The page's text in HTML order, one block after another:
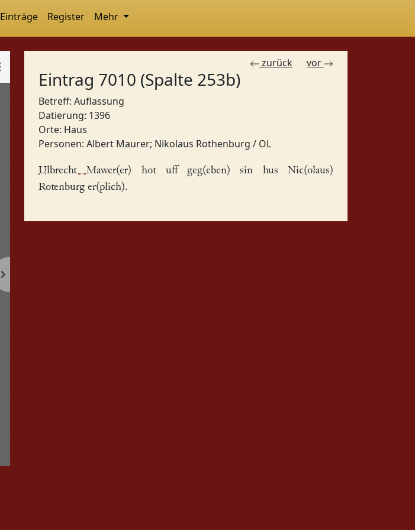
Einträge Register Mehr
zurück vor
Eintrag 7010 (Spalte 253b)
Betreff: Auflassung
Datierung: 1396
Orte: Haus
Personen: Albert Maurer; Nikolaus Rothenburg / OL
Ulbrecht Mawer(er) hot uff geg(eben) sin hus
Nic(olaus)
Rotenburg er(plich).